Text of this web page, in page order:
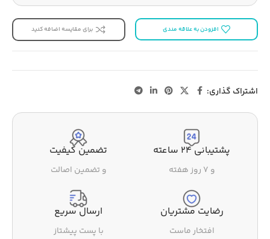
افزودن به علاقه مندی برای مقایسه اضافه کنید
اشتراک گذاری:
پشتیبانی ۲۴ ساعته
و ۷ روز هفته
تضمین کیفیت
و تضمین اصالت
رضایت مشتریان
افتخار ماست
ارسال سریع
با پست پیشتاز